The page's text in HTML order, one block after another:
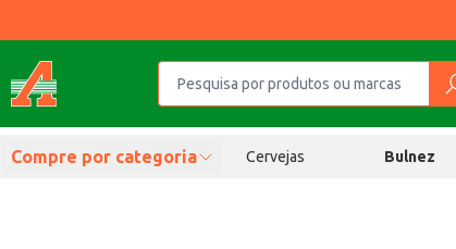
Compre por categoria Cervejas Bulnez